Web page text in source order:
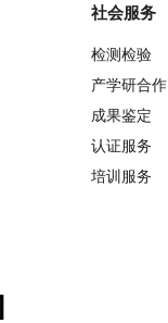
社会服务
检测检验
产学研合作
成果鉴定
认证服务
培训服务